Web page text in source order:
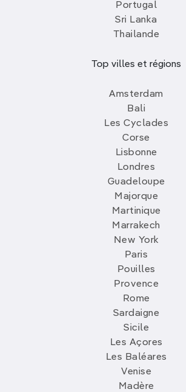
Portugal
Sri Lanka
Thailande
Top villes et régions
Amsterdam
Bali
Les Cyclades
Corse
Lisbonne
Londres
Guadeloupe
Majorque
Martinique
Marrakech
New York
Paris
Pouilles
Provence
Rome
Sardaigne
Sicile
Les Açores
Les Baléares
Venise
Madère